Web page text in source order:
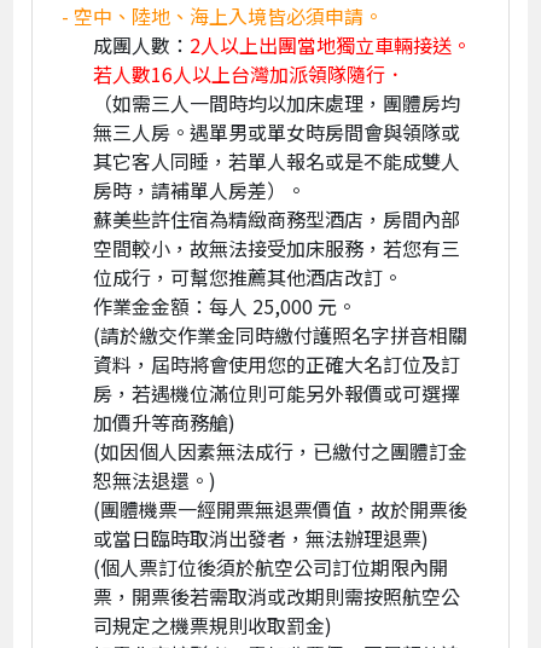
- 空中、陸地、海上入境皆必須申請。
成團人數： 2人以上出團當地獨立車輛接送。
若人數16人以上台灣加派領隊隨行．
（如需三人一間時均以加床處理，團體房均
無三人房。遇單男或單女時房間會與領隊或
其它客人同睡，若單人報名或是不能成雙人
房時，請補單人房差）。
蘇美些許住宿為精緻商務型酒店，房間內部
空間較小，故無法接受加床服務，若您有三
位成行，可幫您推薦其他酒店改訂。
作業金金額：每人 25,000 元。
(請於繳交作業金同時繳付護照名字拼音相關
資料，屆時將會使用您的正確大名訂位及訂
房，若遇機位滿位則可能另外報價或可選擇
加價升等商務艙)
(如因個人因素無法成行，已繳付之團體訂金
恕無法退還。)
(團體機票一經開票無退票價值，故於開票後
或當日臨時取消出發者，無法辦理退票)
(個人票訂位後須於航空公司訂位期限內開
票，開票後若需取消或改期則需按照航空公
司規定之機票規則收取罰金)